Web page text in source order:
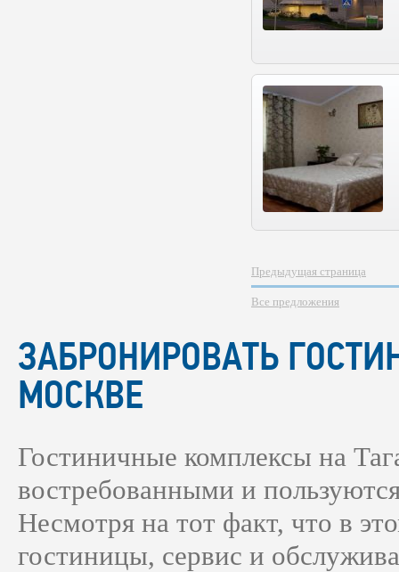
Предыдущая страница
Все предложения
ЗАБРОНИРОВАТЬ
МОСКВЕ
Гостиничные комплексы на
востребованными и
Несмотря на тот факт, что в
гостиницы, сервис и